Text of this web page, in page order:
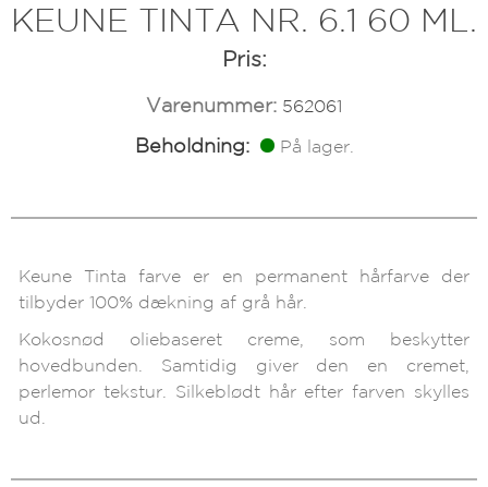
KEUNE TINTA NR. 6.1 60 ML.
Pris:
Varenummer: 562061
Beholdning: På lager.
Keune Tinta farve er en permanent hårfarve der
tilbyder 100% dækning af grå hår.
Kokosnød oliebaseret creme, som beskytter
hovedbunden. Samtidig giver den en cremet,
perlemor tekstur. Silkeblødt hår efter farven skylles
ud.